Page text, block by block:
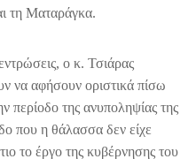
τη Ματαράγκα.
ο κ. Τσιάρας
να αφήσουν οριστικά πίσω
περίοδο της ανυποληψίας της
που η θάλασσα δεν είχε
το έργο της κυβέρνησης του